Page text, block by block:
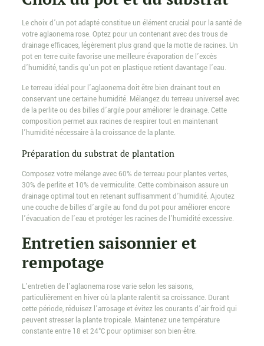
Le choix d’un pot adapté constitue un élément crucial pour la santé de
votre aglaonema rose. Optez pour un contenant avec des trous de
drainage efficaces, légèrement plus grand que la motte de racines. Un
pot en terre cuite favorise une meilleure évaporation de l’excès
d’humidité, tandis qu’un pot en plastique retient davantage l’eau.
Le terreau idéal pour l’aglaonema doit être bien drainant tout en
conservant une certaine humidité. Mélangez du terreau universel avec
de la perlite ou des billes d’argile pour améliorer le drainage. Cette
composition permet aux racines de respirer tout en maintenant
l’humidité nécessaire à la croissance de la plante.
Préparation du substrat de plantation
Composez votre mélange avec 60% de terreau pour plantes vertes,
30% de perlite et 10% de vermiculite. Cette combinaison assure un
drainage optimal tout en retenant suffisamment d’humidité. Ajoutez
une couche de billes d’argile au fond du pot pour améliorer encore
l’évacuation de l’eau et protéger les racines de l’humidité excessive.
Entretien saisonnier et
rempotage
L’entretien de l’aglaonema rose varie selon les saisons,
particulièrement en hiver où la plante ralentit sa croissance. Durant
cette période, réduisez l’arrosage et évitez les courants d’air froid qui
peuvent stresser la plante tropicale. Maintenez une température
constante entre 18 et 24°C pour optimiser son bien-être.